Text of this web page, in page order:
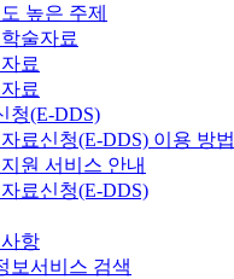
높은 주제
술자료
료
료
청(E-DDS)
료신청(E-DDS) 이용 방법
원 서비스 안내
료신청(E-DDS)
항
보서비스 검색